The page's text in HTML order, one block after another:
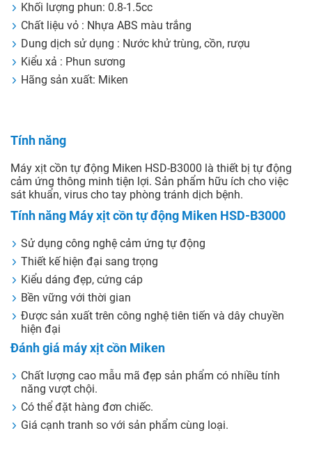
Khối lượng phun: 0.8-1.5cc
Chất liệu vỏ : Nhựa ABS màu trắng
Dung dịch sử dụng : Nước khử trùng, cồn, rượu
Kiểu xả : Phun sương
Hãng sản xuất: Miken
Tính năng
Máy xịt cồn tự động Miken HSD-B3000 là thiết bị tự động
cảm ứng thông minh tiện lợi. Sản phẩm hữu ích cho việc
sát khuẩn, virus cho tay phòng tránh dịch bệnh.
Tính năng Máy xịt cồn tự động Miken HSD-B3000
Sử dụng công nghệ cảm ứng tự động
Thiết kế hiện đại sang trọng
Kiểu dáng đẹp, cứng cáp
Bền vững với thời gian
Được sản xuất trên công nghệ tiên tiến và dây chuyền
hiện đại
Đánh giá máy xịt cồn Miken
Chất lượng cao mẫu mã đẹp sản phẩm có nhiều tính
năng vượt chội.
Có thể đặt hàng đơn chiếc.
Giá cạnh tranh so với sản phẩm cùng loại.